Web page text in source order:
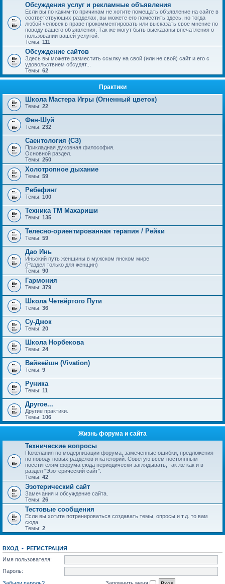
Обсуждения услуг и рекламные объявления
Если вы по каким-то причинам не хотите помещать объявление на сайте в
соответствующих разделах, вы можете его поместить здесь, но тогда
любой человек в праве прокомментировать или высказать свое мнение по
поводу вашего объявления. Так же могут быть высказаны впечатления о
пользовании вашей услугой.
Темы: 111
Обсуждение сайтов
Здесь вы можете разместить ссылку на свой (или не свой) сайт и его с
удовольствием обсудят...
Темы: 62
Практики
Школа Мастера Игры (Огненный цветок)
Темы: 22
Фен-Шуй
Темы: 232
Саентология (СЗ)
Прикладная духовная философия.
Основной раздел.
Темы: 250
Холотропное дыхание
Темы: 59
Ребефинг
Темы: 100
Техника ТМ Махариши
Темы: 135
Телесно-ориентированная терапия / Рейки
Темы: 59
Дао Инь
Иньский путь женщины в мужском янском мире
(Раздел только для женщин)
Темы: 90
Гармония
Темы: 379
Школа Четвёртого Пути
Темы: 36
Су-Джок
Темы: 20
Школа Норбекова
Темы: 24
Вайвейшн (Vivation)
Темы: 9
Руника
Темы: 11
Другое...
Другие практики.
Темы: 106
Жизнь форума и сайта
Технические вопросы
Пожелания по модернизации форума, замеченные ошибки, предложения
по поводу новых разделов и категорий. Советую всем постоянным
посетителям форума сюда периодически заглядывать, так же как и в
раздел "Эзотерический сайт".
Темы: 42
Эзотерический сайт
Замечания и обсуждение сайта.
Темы: 26
Тестовые сообщения
Если вы хотите потренироваться создавать темы, опросы и т.д. то вам
сюда.
Темы: 2
ВХОД • РЕГИСТРАЦИЯ
Имя пользователя:
Пароль: